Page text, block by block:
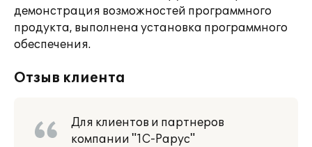
демонстрация возможностей программного
продукта, выполнена установка программного
обеспечения.
Отзыв клиента
Для клиентов и партнеров
компании "1С-Рарус"